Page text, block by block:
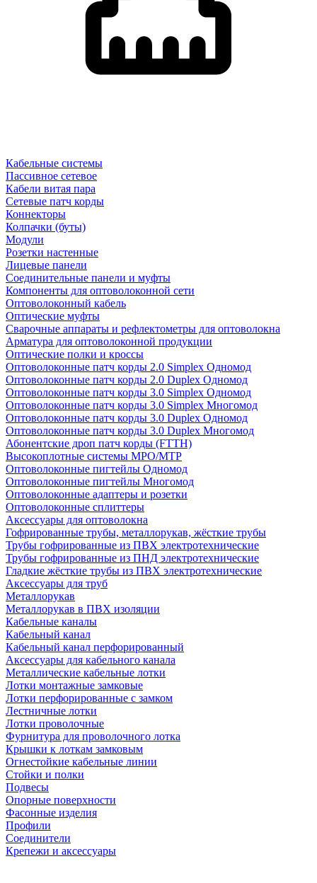
Кабельные системы
Пассивное сетевое
Кабели витая пара
Сетевые патч корды
Коннекторы
Колпачки (буты)
Модули
Розетки настенные
Лицевые панели
Соединительные панели и муфты
Компоненты для оптоволоконной сети
Оптоволоконный кабель
Оптические муфты
Сварочные аппараты и рефлектометры для оптоволокна
Арматура для оптоволоконной продукции
Оптические полки и кроссы
Оптоволоконные патч корды 2.0 Simplex Одномод
Оптоволоконные патч корды 2.0 Duplex Одномод
Оптоволоконные патч корды 3.0 Simplex Одномод
Оптоволоконные патч корды 3.0 Simplex Многомод
Оптоволоконные патч корды 3.0 Duplex Одномод
Оптоволоконные патч корды 3.0 Duplex Многомод
Абонентские дроп патч корды (FTTH)
Высокоплотные системы MPO/MTP
Оптоволоконные пигтейлы Одномод
Оптоволоконные пигтейлы Многомод
Оптоволоконные адаптеры и розетки
Оптоволоконные сплиттеры
Аксессуары для оптоволокна
Гофрированные трубы, металлорукав, жёсткие трубы
Трубы гофрированные из ПВХ электротехнические
Трубы гофрированные из ПНД электротехнические
Гладкие жёсткие трубы из ПВХ электротехнические
Аксессуары для труб
Металлорукав
Металлорукав в ПВХ изоляции
Кабельные каналы
Кабельный канал
Кабельный канал перфорированный
Аксессуары для кабельного канала
Металлические кабельные лотки
Лотки монтажные замковые
Лотки перфорированные с замком
Лестничные лотки
Лотки проволочные
Фурнитура для проволочного лотка
Крышки к лоткам замковым
Огнестойкие кабельные линии
Стойки и полки
Подвесы
Опорные поверхности
Фасонные изделия
Профили
Соединители
Крепежи и аксессуары